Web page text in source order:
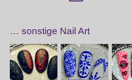
… sonstige Nail Art